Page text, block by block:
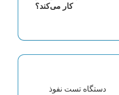
کار می‌کند؟
دستگاه تست نفوذ